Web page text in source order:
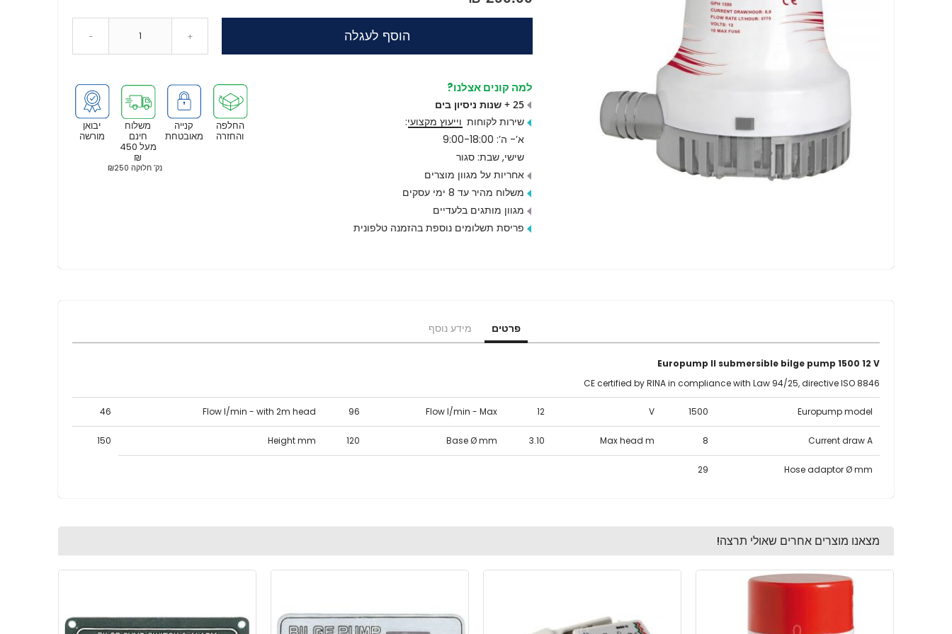
- + הוסף לעגלה
יבואן
מורשה
משלוח
חינם
מעל 450
₪
נק’ חלוקה ₪250
קנייה
מאובטחת
החלפה
והחזרה
למה קונים אצלנו?
25 + שנות ניסיון בים
שירות לקוחות וייעוץ מקצועי:
א’- ה’: 9:00-18:00
שישי, שבת: סגור
אחריות על מגוון מוצרים
משלוח מהיר עד 8 ימי עסקים
מגוון מותגים בלעדיים
פריסת תשלומים נוספת בהזמנה טלפונית
פרטים
Europump II submersible bilge pump 1500 12 V
CE certified by RINA in compliance with Law 94/25, directive ISO 8846
Europump model
1500
V
12
Flow l/min - Max
96
Flow l/min - with 2m head
46
Current draw A
8
Max head m
3.10
Base Ø mm
120
Height mm
150
Hose adaptor Ø mm
29
מידע נוסף
מצאנו מוצרים אחרים שאולי תרצה!